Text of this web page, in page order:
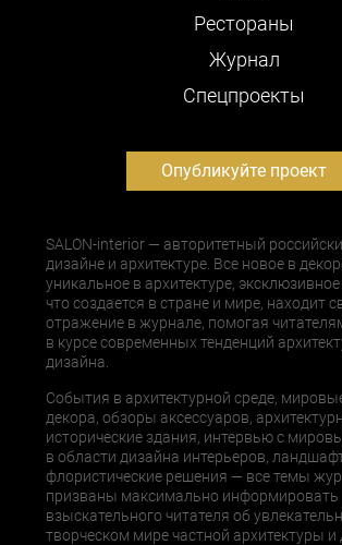
Рестораны
Журнал
Cпецпроекты
Опубликуйте проект
SALON-interior — авторитетный
дизайне и архитектуре. Все новое в
уникальное в архитектуре, эксклюзивное
что создается в стране и мире, находит
отражение в журнале, помогая
в курсе современных тенденций
дизайна.
События в архитектурной среде,
декора, обзоры аксессуаров,
исторические здания, интервью с
в области дизайна интерьеров,
флористические решения — все темы
призваны максимально информировать
взыскательного читателя об
творческом мире частной архитектуры и